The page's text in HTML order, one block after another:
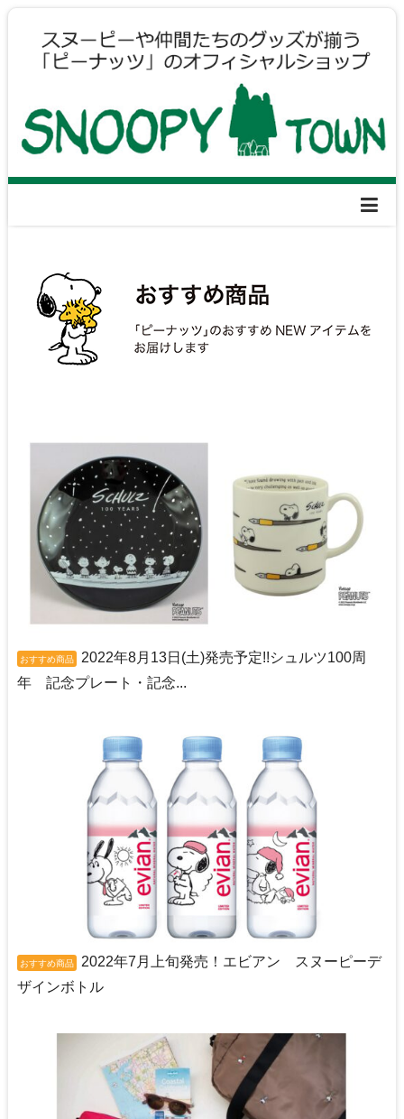
おすすめ商品
2022年8月13日(土)発売予定!!シュルツ100周
年 記念プレート・記念...
おすすめ商品
2022年7月上旬発売！エビアン スヌーピーデ
ザインボトル